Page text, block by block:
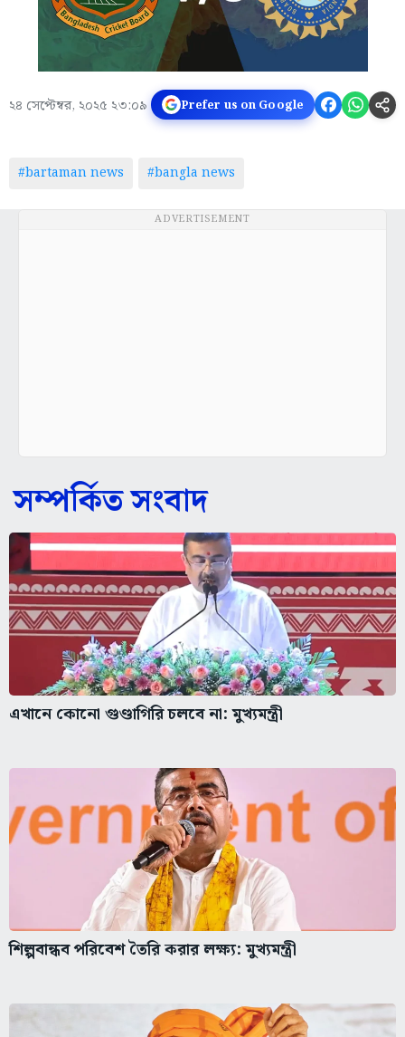
২৪ সেপ্টেম্বর, ২০২৫ ২৩:০৯ Prefer us on Google
#bartaman news #bangla news
ADVERTISEMENT
সম্পর্কিত সংবাদ
এখানে কোনো গুণ্ডাগিরি চলবে না: মুখ্যমন্ত্রী
শিল্পবান্ধব পরিবেশ তৈরি করার লক্ষ্য: মুখ্যমন্ত্রী